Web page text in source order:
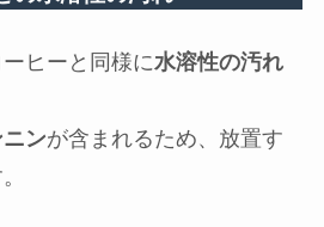
ヒーと同様に水溶性の汚れ
ンが含まれるため、放置す